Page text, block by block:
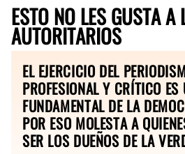
ESTO NO LES GUSTA A
AUTORITARIOS
EL EJERCICIO DEL
PROFESIONAL Y CRÍTICO
FUNDAMENTAL DE LA
POR ESO MOLESTA A
SER LOS DUEÑOS DE LA